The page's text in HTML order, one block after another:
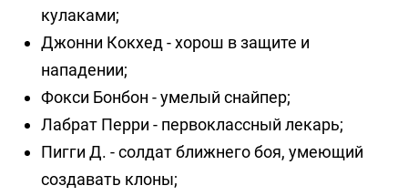
кулаками;
Джонни Кокхед - хорош в защите и
нападении;
Фокси Бонбон - умелый снайпер;
Лабрат Перри - первоклассный лекарь;
Пигги Д. - солдат ближнего боя, умеющий
создавать клоны;